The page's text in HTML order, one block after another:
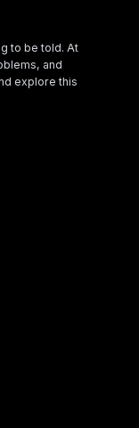
to be told. At
and
explore this